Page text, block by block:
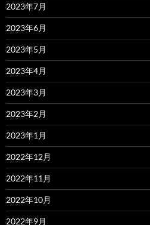
2023年7月
2023年6月
2023年5月
2023年4月
2023年3月
2023年2月
2023年1月
2022年12月
2022年11月
2022年10月
2022年9月